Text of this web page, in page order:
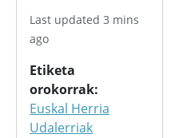
Last updated 3 mins
ago
Etiketa
orokorrak
Euskal Herria
Udalerriak